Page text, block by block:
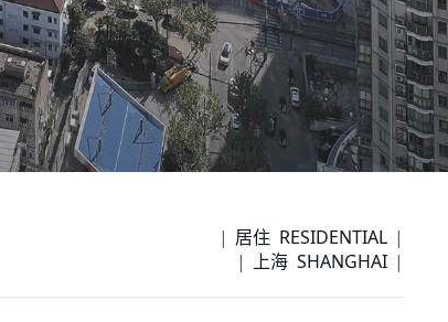
居住 RESIDENTIAL
上海 SHANGHAI